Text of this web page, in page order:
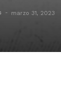
- marzo 31, 2023